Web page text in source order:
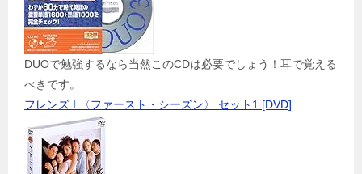
DUOで勉強するなら当然このCDは必要でしょう！耳で覚える
べきです。
フレンズ I 〈ファースト・シーズン〉 セット1 [DVD]